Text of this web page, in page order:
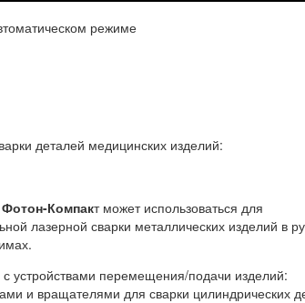
режиме
деталей медицинских изделий:
Фотон-Компакт может использоваться для
лазерной сварки металлических изделий в
устройствами перемещения/подачи изделий:
и вращателями для сварки цилиндрических